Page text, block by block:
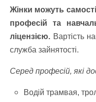
Жінки можуть
професій та
ліцензією. Вартість
служба зайнятості.
Серед професій, які
Водій трамвая,